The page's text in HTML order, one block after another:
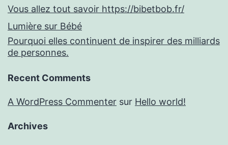
Vous allez tout savoir https://bibetbob.fr/
Lumière sur Bébé
Pourquoi elles continuent de inspirer des milliards
de personnes.
Recent Comments
A WordPress Commenter sur Hello world!
Archives